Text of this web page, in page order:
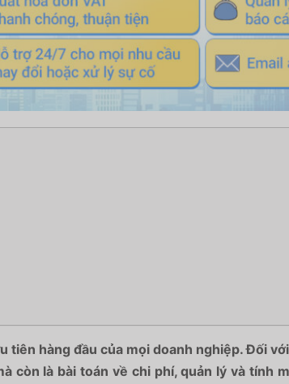
hàng đầu của mọi doanh nghiệp. Đối
là bài toán về chi phí, quản lý và tính